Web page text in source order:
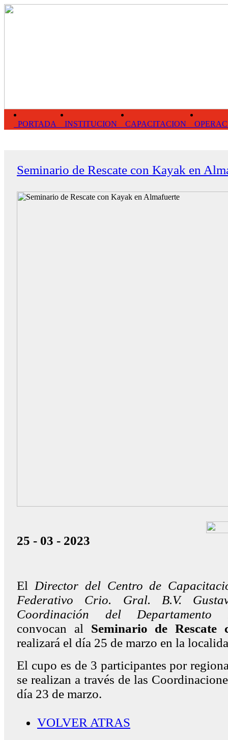
PORTADA INSTITUCION CAPACITACION
Seminario de Rescate con Kayak en
25 - 03 - 2023
El Director del Centro de
Federativo Crio. Gral. B.V.
Coordinación del Departamento
convocan al Seminario de
realizará el día 25 de marzo en la
El cupo es de 3 participantes por
se realizan a través de las
día 23 de marzo.
VOLVER ATRAS